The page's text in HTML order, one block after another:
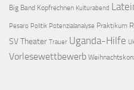
Big Band Kopfrechnen Kulturabend
Pesaro Politik Potenzialanalyse Praktikum
SVTheater Trauer Uganda-Hilfe
Vorlesewettbewerb